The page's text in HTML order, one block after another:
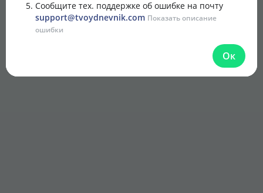
Сообщите тех. поддержке об ошибке на почту
support@tvoydnevnik.com Показать описание
ошибки
Ок